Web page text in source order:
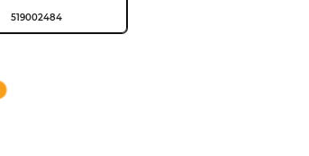
519002484